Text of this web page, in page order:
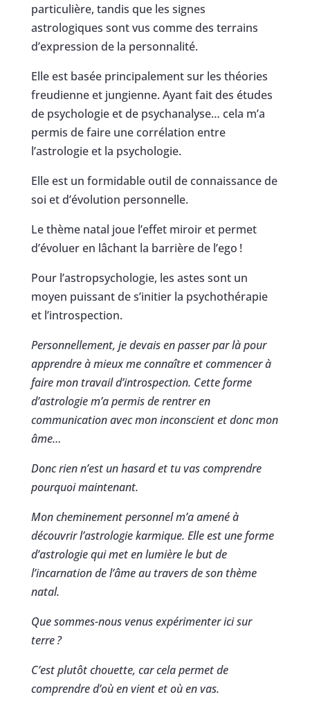
particulière, tandis que les signes
astrologiques sont vus comme des terrains
d’expression de la personnalité.
Elle est basée principalement sur les théories
freudienne et jungienne. Ayant fait des études
de psychologie et de psychanalyse… cela m’a
permis de faire une corrélation entre
l’astrologie et la psychologie.
Elle est un formidable outil de connaissance de
soi et d’évolution personnelle.
Le thème natal joue l’effet miroir et permet
d’évoluer en lâchant la barrière de l’ego !
Pour l’astropsychologie, les astes sont un
moyen puissant de s’initier la psychothérapie
et l’introspection.
Personnellement, je devais en passer par là pour
apprendre à mieux me connaître et commencer à
faire mon travail d’introspection. Cette forme
d’astrologie m’a permis de rentrer en
communication avec mon inconscient et donc mon
âme…
Donc rien n’est un hasard et tu vas comprendre
pourquoi maintenant.
Mon cheminement personnel m’a amené à
découvrir l’astrologie karmique. Elle est une forme
d’astrologie qui met en lumière le but de
l’incarnation de l’âme au travers de son thème
natal.
Que sommes-nous venus expérimenter ici sur
terre?
C’est plutôt chouette, car cela permet de
comprendre d’où en vient et où en vas.